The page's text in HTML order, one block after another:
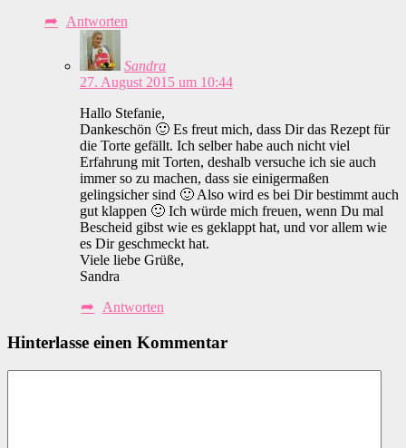
Antworten
Sandra
27. August 2015 um 10:44
Hallo Stefanie,
Dankeschön 🙂 Es freut mich, dass Dir das Rezept für
die Torte gefällt. Ich selber habe auch nicht viel
Erfahrung mit Torten, deshalb versuche ich sie auch
immer so zu machen, dass sie einigermaßen
gelingsicher sind 🙂 Also wird es bei Dir bestimmt auch
gut klappen 🙂 Ich würde mich freuen, wenn Du mal
Bescheid gibst wie es geklappt hat, und vor allem wie
es Dir geschmeckt hat.
Viele liebe Grüße,
Sandra
Antworten
Hinterlasse einen Kommentar